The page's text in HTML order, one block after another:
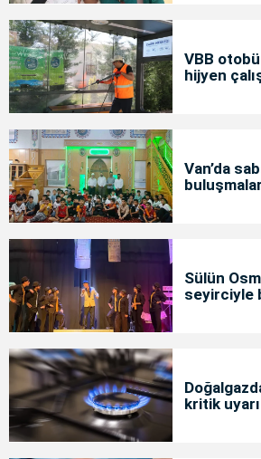
VBB
hijyen
Van’da
Sülün
seyirciyle
kritik uyarı